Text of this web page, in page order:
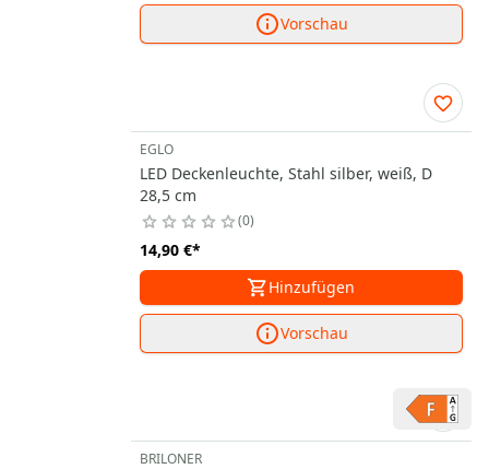
Vorschau
EGLO
LED Deckenleuchte, Stahl silber, weiß, D
28,5 cm
0
14,90 €*
Hinzufügen
Vorschau
BRILONER